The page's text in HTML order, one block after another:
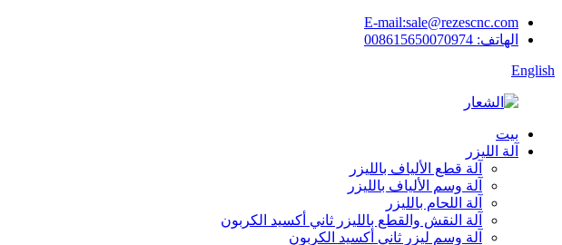
E-mail:sale@rezescnc.com
الهاتف: 008615650070974
English
بيت
آلة الليزر
آلة قطع الألياف بالليزر
آلة وسم الألياف بالليزر
آلة اللحام بالليزر
آلة النقش والقطع بالليزر ثاني أكسيد الكربون
آلة وسم ليزر ثاني أكسيد الكربون